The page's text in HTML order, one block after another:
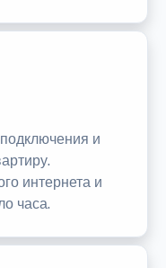
и
интернета и
часа.